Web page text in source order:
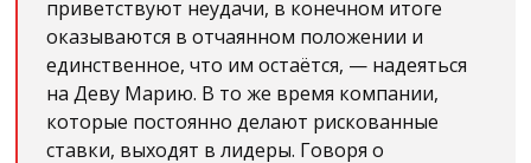
приветствуют неудачи, в конечном итоге
оказываются в отчаянном положении и
единственное, что им остаётся, — надеяться
на Деву Марию. В то же время компании,
которые постоянно делают рискованные
ставки, выходят в лидеры. Говоря о